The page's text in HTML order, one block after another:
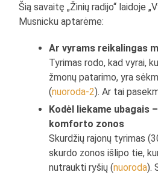
Šią savaitę „Žinių radijo“ laidoje
Musnicku aptarėme:
Ar vyrams reikalingas
Tyrimas rodo, kad vyrai,
žmonų patarimo, yra
(nuoroda-2). Ar tai
Kodėl liekame ubagais
komforto zonos
Skurdžių rajonų tyrimas
skurdo zonos išlipo tie,
nutraukti ryšių (nuoroda).